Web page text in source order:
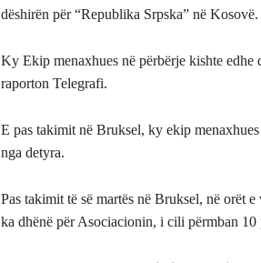
dëshirën për “Republika Srpska” në Kosovë.
Ky Ekip menaxhues në përbërje kishte
raporton Telegrafi.
E pas takimit në Bruksel, ky ekip
nga detyra.
Pas takimit të së martës në Bruksel, në orët
ka dhënë për Asociacionin, i cili përmban